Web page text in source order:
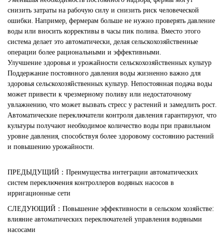
снизить затраты на рабочую силу и снизить риск человеческой
ошибки. Например, фермерам больше не нужно проверять давление
воды или вносить коррективы в часы пик полива. Вместо этого
система делает это автоматически, делая сельскохозяйственные
операции более рациональными и эффективными.
Улучшение здоровья и урожайности сельскохозяйственных культур
Поддержание постоянного давления воды жизненно важно для
здоровья сельскохозяйственных культур. Непостоянная подача воды
может привести к чрезмерному поливу или недостаточному
увлажнению, что может вызвать стресс у растений и замедлить рост.
Автоматические переключатели контроля давления гарантируют, что
культуры получают необходимое количество воды при правильном
уровне давления, способствуя более здоровому состоянию растений
и повышению урожайности.
ПРЕДЫДУЩИЙ：Преимущества интеграции автоматических
систем переключения контроллеров водяных насосов в
ирригационные сети
СЛЕДУЮЩИЙ：Повышение эффективности в сельском хозяйстве:
влияние автоматических переключателей управления водяными
насосами